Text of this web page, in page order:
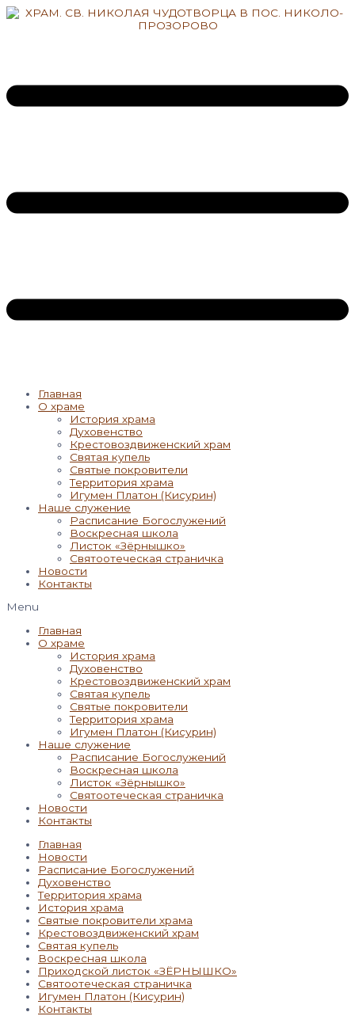
Перейти
Главная
О храме
История храма
Духовенство
Крестовоздвиженский храм
Святая купель
Святые покровители
Территория храма
Игумен Платон (Кисурин)
Наше служение
Расписание Богослужений
Воскресная школа
Листок «Зёрнышко»
Святоотеческая страничка
Новости
Контакты
Menu
Главная
О храме
История храма
Духовенство
Крестовоздвиженский храм
Святая купель
Святые покровители
Территория храма
Игумен Платон (Кисурин)
Наше служение
Расписание Богослужений
Воскресная школа
Листок «Зёрнышко»
Святоотеческая страничка
Новости
Контакты
Главная
Новости
Расписание Богослужений
Духовенство
Территория храма
История храма
Святые покровители храма
Крестовоздвиженский храм
Святая купель
Воскресная школа
Приходской листок «ЗЁРНЫШКО»
Святоотеческая страничка
Игумен Платон (Кисурин)
Контакты